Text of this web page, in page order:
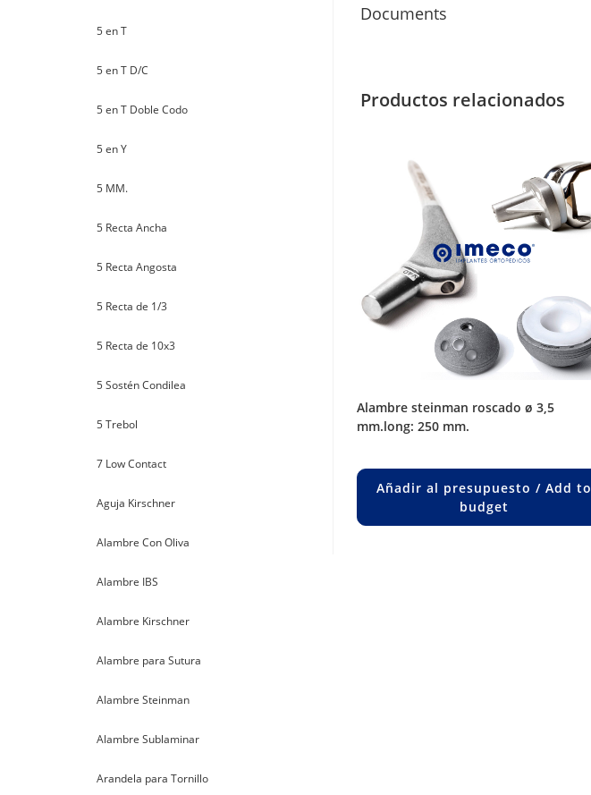
Documents
Productos relacionados
alambre steinman roscado ø 3,5
mm.long: 250 mm.
Añadir al presupuesto / Add to
budget
5 en T
5 en T D/C
5 en T Doble Codo
5 en Y
5 MM.
5 Recta Ancha
5 Recta Angosta
5 Recta de 1/3
5 Recta de 10x3
5 Sostén Condilea
5 Trebol
7 Low Contact
Aguja Kirschner
Alambre Con Oliva
Alambre IBS
Alambre Kirschner
Alambre para Sutura
Alambre Steinman
Alambre Sublaminar
Arandela para Tornillo